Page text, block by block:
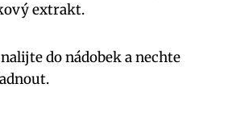
extrakt.
nalijte do nádobek a nechte